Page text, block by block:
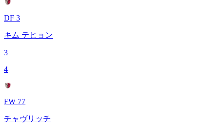
DF 3
キム テヒョン
3
4
FW 77
チャヴリッチ